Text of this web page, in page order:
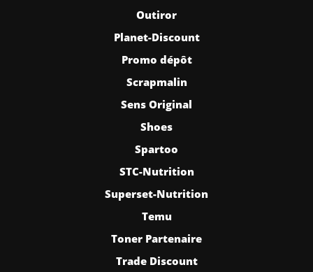
Outiror
Planet-Discount
Promo dépôt
Scrapmalin
Sens Original
Shoes
Spartoo
STC-Nutrition
Superset-Nutrition
Temu
Toner Partenaire
Trade Discount